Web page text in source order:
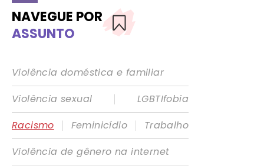
NAVEGUE POR
ASSUNTO
Violência doméstica e familiar
Violência sexual
|
LGBTIfobia
Racismo
| Feminicídio |
Trabalho
Violência de gênero na internet